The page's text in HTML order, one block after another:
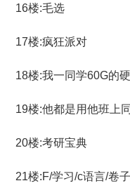
16楼:毛选
17楼:疯狂派对
18楼:我一同学60G的
19楼:他都是用他班上
20楼:考研宝典
21楼:F/学习/c语言/卷